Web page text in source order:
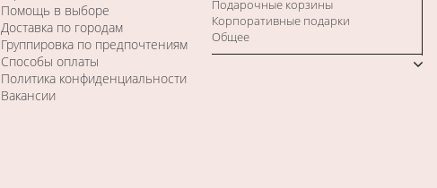
Помощь в выборе
Доставка по городам
Группировка по предпочтениям
Способы оплаты
Политика конфиденциальности
Вакансии
Подарочные корзины
Корпоративные подарки
Общее